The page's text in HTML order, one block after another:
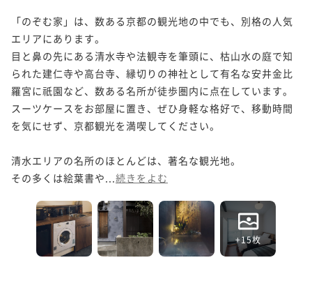
「のぞむ家」は、数ある京都の観光地の中でも、別格の人気
エリアにあります。
目と鼻の先にある清水寺や法観寺を筆頭に、枯山水の庭で知
られた建仁寺や高台寺、縁切りの神社として有名な安井金比
羅宮に祇園など、数ある名所が徒歩圏内に点在しています。
スーツケースをお部屋に置き、ぜひ身軽な格好で、移動時間
を気にせず、京都観光を満喫してください。
清水エリアの名所のほとんどは、著名な観光地。
その多くは絵葉書や... 続きをよむ
+15枚